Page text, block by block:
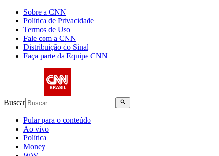
Sobre a CNN
Política de Privacidade
Termos de Uso
Fale com a CNN
Distribuição do Sinal
Faça parte da Equipe CNN
Buscar
Pular para o conteúdo
Ao vivo
Política
Money